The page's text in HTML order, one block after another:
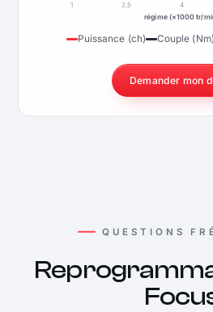
1 2,5 4
régime (×1000 tr/
Puissance (ch) Couple (Nm)
Demander mon
QUESTIONS